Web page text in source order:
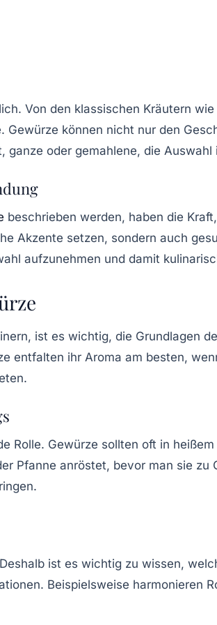
Von den klassischen Kräutern
Gewürze können nicht nur den
oder gemahlene, die
beschrieben werden, haben die
Akzente setzen, sondern auch
aufzunehmen und damit
ist es wichtig, die Grundlagen
entfalten ihr Aroma am besten,
Rolle. Gewürze sollten oft in
Pfanne anröstet, bevor man sie
ist es wichtig zu wissen,
Beispielsweise